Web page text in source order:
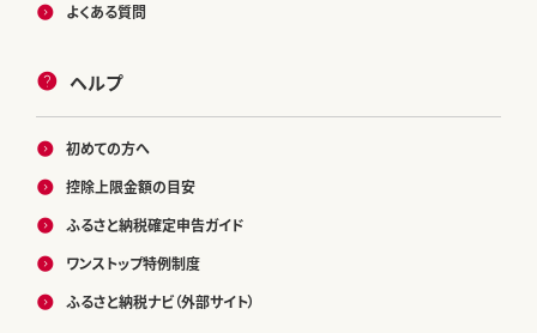
よくある質問
ヘルプ
初めての方へ
控除上限金額の目安
ふるさと納税確定申告ガイド
ワンストップ特例制度
ふるさと納税ナビ（外部サイト）